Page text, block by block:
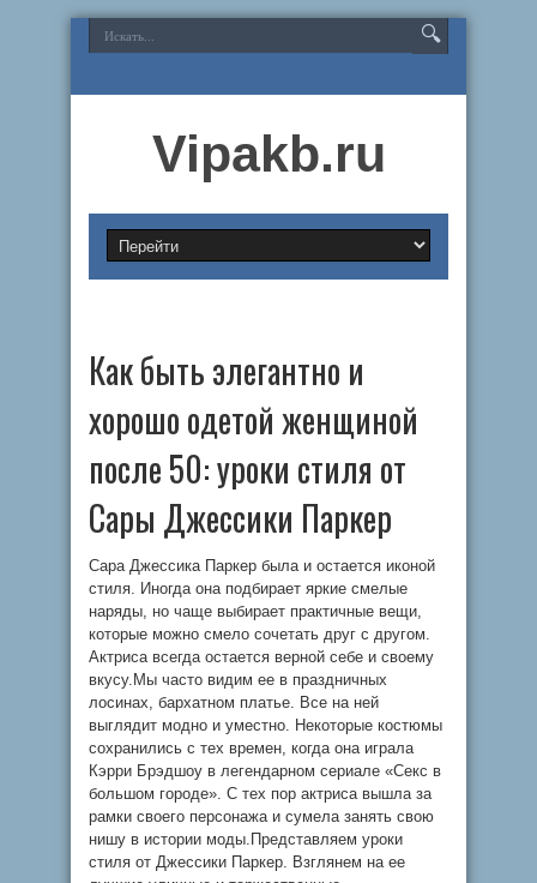
Vipakb.ru
Как быть элегантно и
хорошо одетой женщиной
после 50: уроки стиля от
Сары Джессики Паркер
Сара Джессика Паркер была и остается иконой
стиля. Иногда она подбирает яркие смелые
наряды, но чаще выбирает практичные вещи,
которые можно смело сочетать друг с другом.
Актриса всегда остается верной себе и своему
вкусу.Мы часто видим ее в праздничных
лосинах, бархатном платье. Все на ней
выглядит модно и уместно. Некоторые костюмы
сохранились с тех времен, когда она играла
Кэрри Брэдшоу в легендарном сериале «Секс в
большом городе». С тех пор актриса вышла за
рамки своего персонажа и сумела занять свою
нишу в истории моды.Представляем уроки
стиля от Джессики Паркер. Взглянем на ее